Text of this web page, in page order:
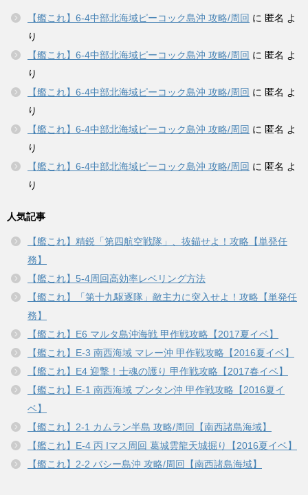
【艦これ】6-4中部北海域ピーコック島沖 攻略/周回 に 匿名 よ
り
【艦これ】6-4中部北海域ピーコック島沖 攻略/周回 に 匿名 よ
り
【艦これ】6-4中部北海域ピーコック島沖 攻略/周回 に 匿名 よ
り
【艦これ】6-4中部北海域ピーコック島沖 攻略/周回 に 匿名 よ
り
【艦これ】6-4中部北海域ピーコック島沖 攻略/周回 に 匿名 よ
り
人気記事
【艦これ】精鋭「第四航空戦隊」、抜錨せよ！攻略【単発任
務】
【艦これ】5-4周回高効率レベリング方法
【艦これ】「第十九駆逐隊」敵主力に突入せよ！攻略【単発任
務】
【艦これ】E6 マルタ島沖海戦 甲作戦攻略【2017夏イベ】
【艦これ】E-3 南西海域 マレー沖 甲作戦攻略【2016夏イベ】
【艦これ】E4 迎撃！士魂の護り 甲作戦攻略【2017春イベ】
【艦これ】E-1 南西海域 ブンタン沖 甲作戦攻略【2016夏イ
ベ】
【艦これ】2-1 カムラン半島 攻略/周回【南西諸島海域】
【艦これ】E-4 丙 Iマス周回 葛城雲龍天城掘り【2016夏イベ】
【艦これ】2-2 バシー島沖 攻略/周回【南西諸島海域】